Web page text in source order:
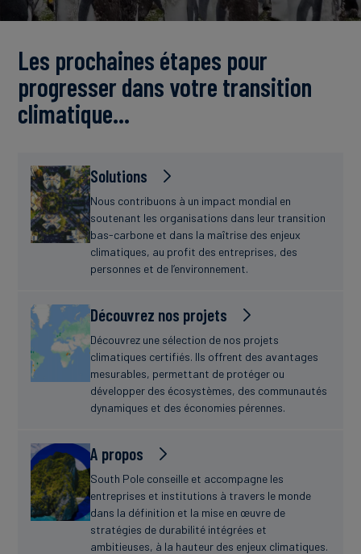
Les prochaines étapes pour
progresser dans votre transition
climatique…
Solutions
Nous contribuons à un impact mondial en
soutenant les organisations dans leur transition
bas-carbone et dans la maîtrise des enjeux
climatiques, au profit des entreprises, des
personnes et de l’environnement.
Découvrez nos projets
Découvrez une sélection de nos projets
climatiques certifiés. Ils offrent des avantages
mesurables, permettant de protéger ou
développer des écosystèmes, des communautés
dynamiques et des économies pérennes.
A propos
South Pole conseille et accompagne les
entreprises et institutions à travers le monde
dans la définition et la mise en œuvre de
stratégies de durabilité intégrées et
ambitieuses, à la hauteur des enjeux climatiques.